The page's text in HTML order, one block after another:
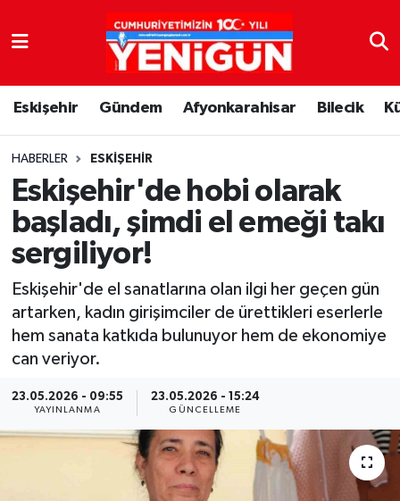
Eskişehir Gündem Afyonkarahisar Bilecik
HABERLER ESKIŞEHIR
Eskişehir'de hobi olarak
başladı, şimdi el emeği takı
sergiliyor!
Eskişehir'de el sanatlarına olan ilgi her geçen gün
artarken, kadın girişimciler de ürettikleri eserlerle
hem sanata katkıda bulunuyor hem de ekonomiye
can veriyor.
23.05.2026 - 09:55
YAYINLANMA
23.05.2026 - 15:24
GÜNCELLEME
Nöbetçi Eczaneler
Hava Durumu
Trafik Durumu
Süper Lig Puan Durumu ve Fikstür
Tüm Manşetler
Son Dakika Haberleri
Haber Arşivi